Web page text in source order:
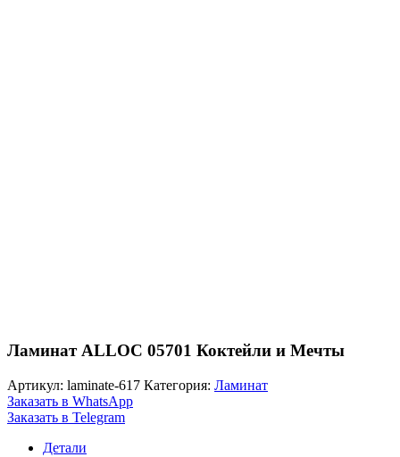
Ламинат ALLOC 05701 Коктейли и Мечты
Артикул: laminate-617 Категория: Ламинат
Заказать в WhatsApp
Заказать в Telegram
Детали